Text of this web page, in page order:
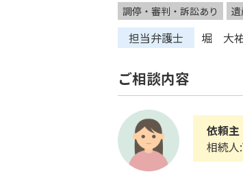
調停・審判・訴訟あり
担当弁護士 堀 大
ご相談内容
依頼主
相続人